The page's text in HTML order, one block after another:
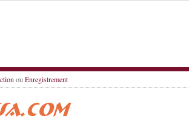
ou Enregistrement